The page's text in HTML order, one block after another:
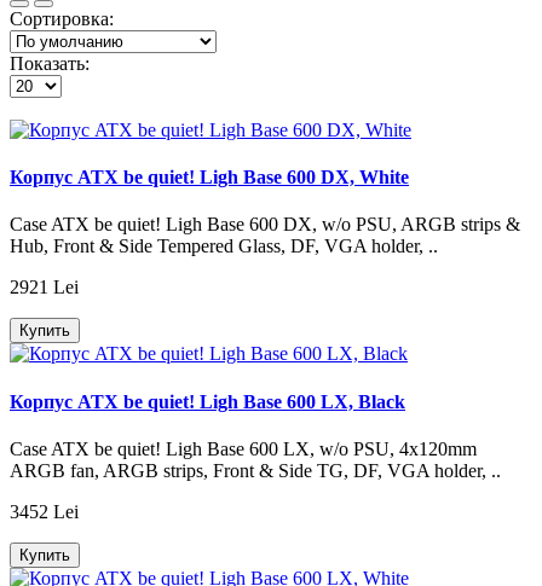
Сортировка:
Показать:
Корпус ATX be quiet! Ligh Base 600 DX, White
Case ATX be quiet! Ligh Base 600 DX, w/o PSU, ARGB strips &
Hub, Front & Side Tempered Glass, DF, VGA holder, ..
2921 Lei
Купить
Корпус ATX be quiet! Ligh Base 600 LX, Black
Case ATX be quiet! Ligh Base 600 LX, w/o PSU, 4x120mm
ARGB fan, ARGB strips, Front & Side TG, DF, VGA holder, ..
3452 Lei
Купить